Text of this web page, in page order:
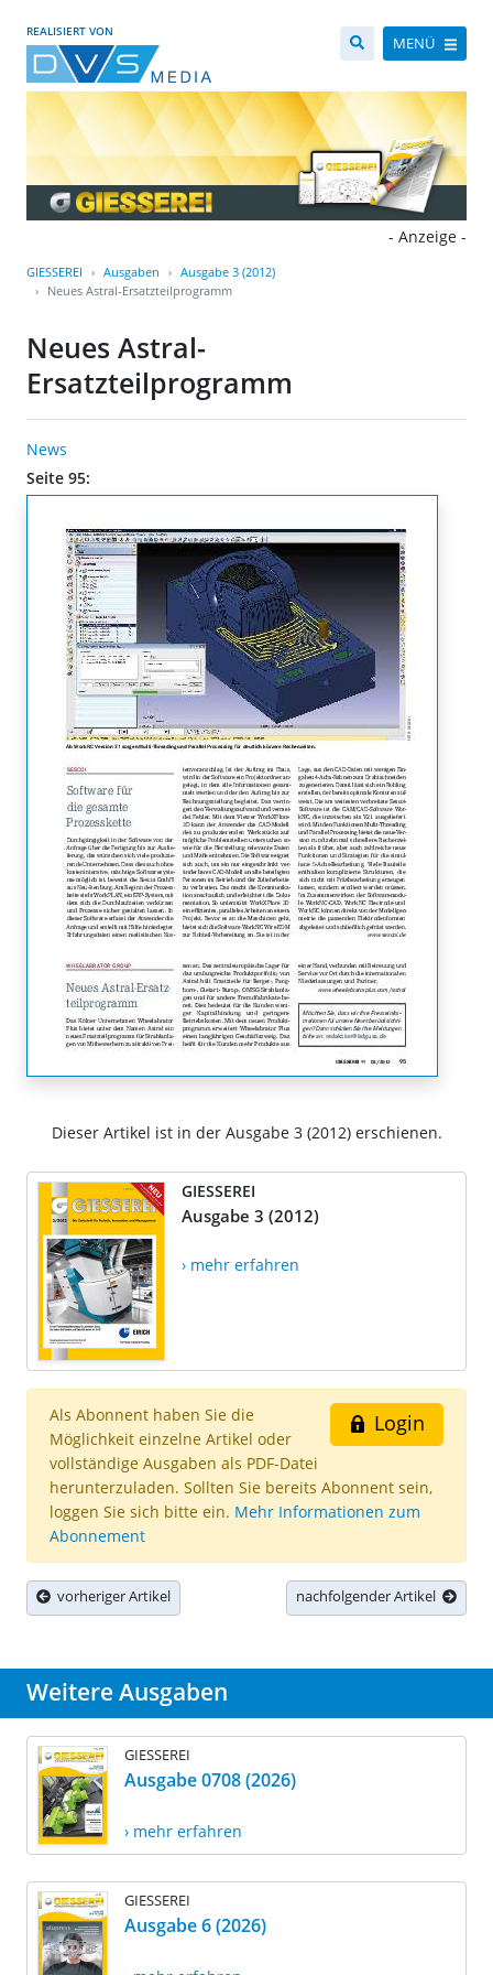
REALISIERT VON
MENÜ
- Anzeige -
GIESSEREI Ausgaben
Ausgabe 3 (2012)
Neues Astral-Ersatzteilprogramm
Neues Astral-
Ersatzteilprogramm
News
Seite 95:
Dieser Artikel ist in der Ausgabe 3 (2012) erschienen.
GIESSEREI
Ausgabe 3 (2012)
› mehr erfahren
Login
Als Abonnent haben Sie die
Möglichkeit einzelne Artikel oder
vollständige Ausgaben als PDF-Datei
herunterzuladen. Sollten Sie bereits Abonnent sein,
loggen Sie sich bitte ein. Mehr Informationen zum
Abonnement
vorheriger Artikel nachfolgender Artikel
Weitere Ausgaben
GIESSEREI
Ausgabe 0708 (2026)
› mehr erfahren
GIESSEREI
Ausgabe 6 (2026)